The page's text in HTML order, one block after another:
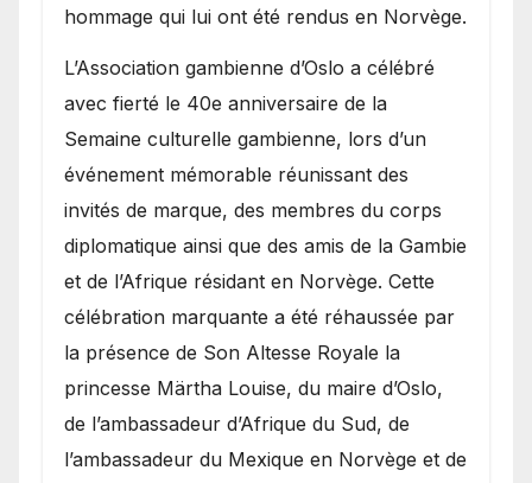
hommage qui lui ont été rendus en Norvège.
​L’Association gambienne d’Oslo a célébré
avec fierté le 40e anniversaire de la
Semaine culturelle gambienne, lors d’un
événement mémorable réunissant des
invités de marque, des membres du corps
diplomatique ainsi que des amis de la Gambie
et de l’Afrique résidant en Norvège. Cette
célébration marquante a été réhaussée par
la présence de Son Altesse Royale la
princesse Märtha Louise, du maire d’Oslo,
de l’ambassadeur d’Afrique du Sud, de
l’ambassadeur du Mexique en Norvège et de